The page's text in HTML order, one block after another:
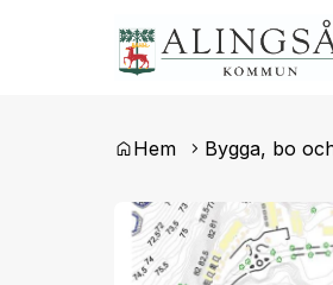
Du är här:
Hem Bygga, bo